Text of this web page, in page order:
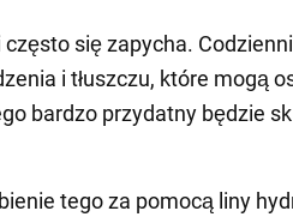
się zapycha.
i tłuszczu, które mogą
bardzo przydatny będzie
tego za pomocą liny